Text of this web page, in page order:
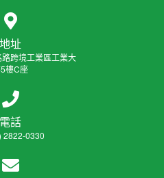
地址
跨境工業區工業大
樓C座
電話
2822-0330